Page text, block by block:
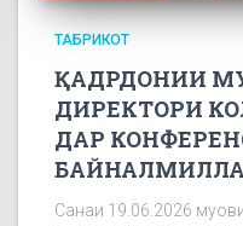
ТАБРИКОТ
ҚАДРДОНИИ
ДИРЕКТОРИ
ДАР
Санаи 19.06.2026